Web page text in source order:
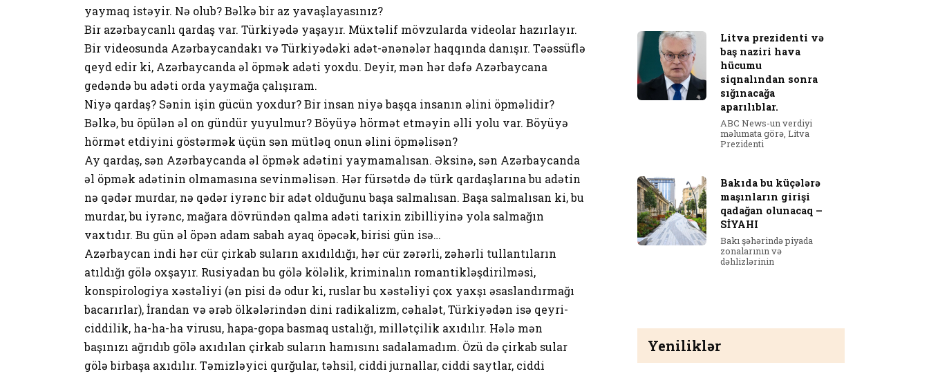
yaymaq istəyir. Nə olub? Bəlkə bir az yavaşlayasınız?
Bir azərbaycanlı qardaş var. Türkiyədə yaşayır. Müxtəlif mövzularda videolar hazırlayır.
Bir videosunda Azərbaycandakı və Türkiyədəki adət-ənənələr haqqında danışır. Təəssüflə
qeyd edir ki, Azərbaycanda əl öpmək adəti yoxdu. Deyir, mən hər dəfə Azərbaycana
gedəndə bu adəti orda yaymağa çalışıram.
Niyə qardaş? Sənin işin gücün yoxdur? Bir insan niyə başqa insanın əlini öpməlidir?
Bəlkə, bu öpülən əl on gündür yuyulmur? Böyüyə hörmət etməyin əlli yolu var. Böyüyə
hörmət etdiyini göstərmək üçün sən mütləq onun əlini öpməlisən?
Ay qardaş, sən Azərbaycanda əl öpmək adətini yaymamalısan. Əksinə, sən Azərbaycanda
əl öpmək adətinin olmamasına sevinməlisən. Hər fürsətdə də türk qardaşlarına bu adətin
nə qədər murdar, nə qədər iyrənc bir adət olduğunu başa salmalısan. Başa salmalısan ki, bu
murdar, bu iyrənc, mağara dövründən qalma adəti tarixin zibilliyinə yola salmağın
vaxtıdır. Bu gün əl öpən adam sabah ayaq öpəcək, birisi gün isə…
Azərbaycan indi hər cür çirkab suların axıdıldığı, hər cür zərərli, zəhərli tullantıların
atıldığı gölə oxşayır. Rusiyadan bu gölə köləlik, kriminalın romantikləşdirilməsi,
konspirologiya xəstəliyi (ən pisi də odur ki, ruslar bu xəstəliyi çox yaxşı əsaslandırmağı
bacarırlar), İrandan və ərəb ölkələrindən dini radikalizm, cəhalət, Türkiyədən isə qeyri-
ciddilik, ha-ha-ha virusu, hapa-gopa basmaq ustalığı, millətçilik axıdılır. Hələ mən
başınızı ağrıdıb gölə axıdılan çirkab suların hamısını sadalamadım. Özü də çirkab sular
gölə birbaşa axıdılır. Təmizləyici qurğular, təhsil, ciddi jurnallar, ciddi saytlar, ciddi
Litva prezidenti və
baş naziri hava
hücumu
siqnalından sonra
sığınacağa
aparılıblar.
ABC News-un verdiyi
məlumata görə, Litva
Prezidenti
Bakıda bu küçələrə
maşınların girişi
qadağan olunacaq –
SİYAHI
Bakı şəhərində piyada
zonalarının və
dəhlizlərinin
Yeniliklər